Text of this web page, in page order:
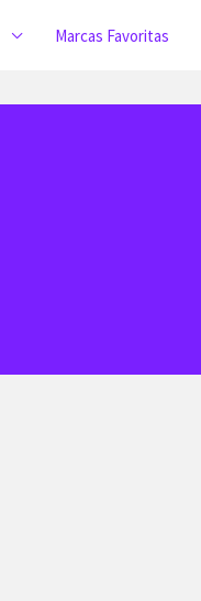
Marcas Favoritas